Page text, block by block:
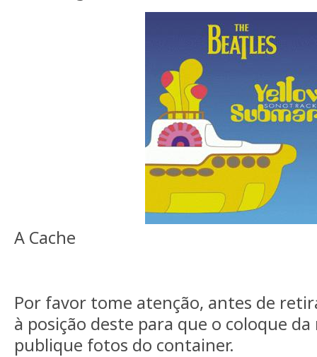
A Cache
Por favor tome atenção, antes de
à posição deste para que o coloque
publique fotos do container.